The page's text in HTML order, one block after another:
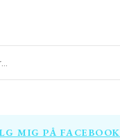
MIG PÅ FACEBOOK